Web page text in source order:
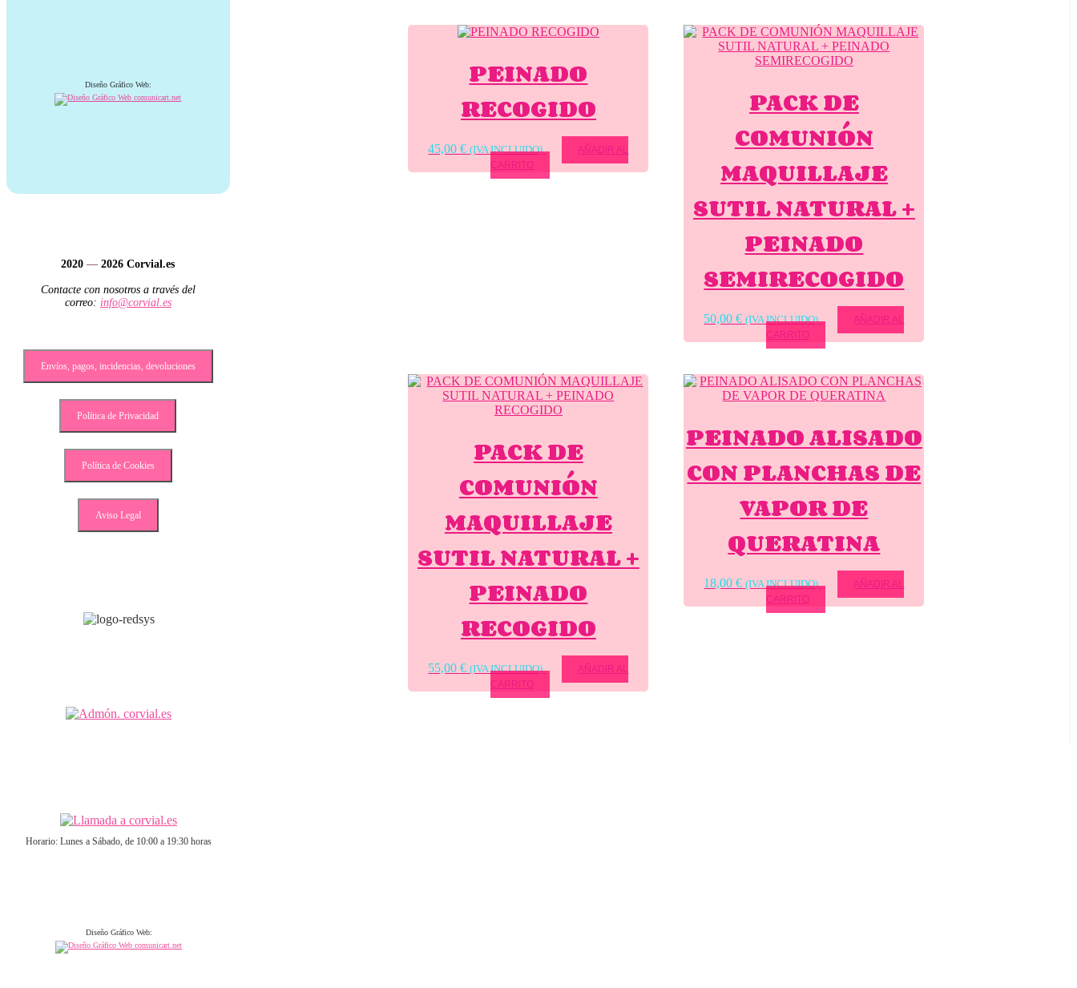
PEINADO
RECOGIDO
45,00€ (IVA INCLUIDO)
AÑADIR AL
CARRITO
PACK DE
COMUNIÓN
MAQUILLAJE
SUTIL NATURAL +
PEINADO
SEMIRECOGIDO
50,00€ (IVA INCLUIDO)
AÑADIR AL
CARRITO
PACK DE
COMUNIÓN
MAQUILLAJE
SUTIL NATURAL +
PEINADO
RECOGIDO
55,00€ (IVA INCLUIDO)
AÑADIR AL
CARRITO
PEINADO ALISADO
CON PLANCHAS DE
VAPOR DE
QUERATINA
18,00€ (IVA INCLUIDO)
AÑADIR AL
CARRITO
Diseño Gráfico Web:
2020— 2026 Corvial.es
Contacte con nosotros a través del
correo: info@corvial.es
Envíos, pagos, incidencias, devoluciones
Política de Privacidad
Política de Cookies
Aviso Legal
Horario: Lunes a Sábado, de 10:00 a 19:30 horas
Diseño Gráfico Web: